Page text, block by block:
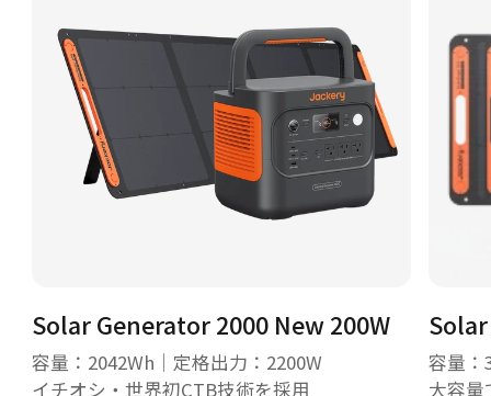
Solar Generator 2000 New 200W
容量：2042Wh｜定格出力：2200W
イチオシ・世界初CTB技術を採用
容量：
大容量